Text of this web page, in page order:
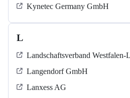
Kynetec Germany GmbH
L
Landschaftsverband
Langendorf GmbH
Lanxess AG